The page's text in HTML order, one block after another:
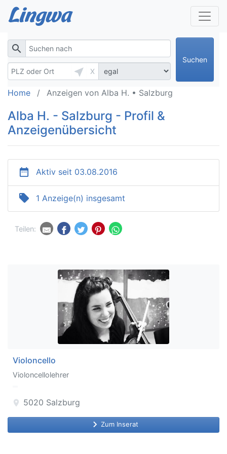
search
near_me
X
Suchen
Home Anzeigen von Alba H. • Salzburg
Alba H. - Salzburg - Profil &
Anzeigenübersicht
date_range Aktiv seit 03.08.2016
local_offer 1 Anzeige(n) insgesamt
Teilen:
Violoncello
Violoncellolehrer
location_on 5020 Salzburg
keyboard_arrow_right Zum Inserat